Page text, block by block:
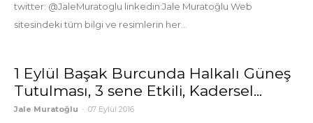
twitter: @JaleMuratoglu linkedin:Jale Muratoğlu Web
sitesindeki tüm bilgi ve resimlerin her...
1 Eylül Başak Burcunda Halkalı Güneş
Tutulması, 3 sene Etkili, Kadersel...
Jale Muratoğlu - 07 Eylül 2016